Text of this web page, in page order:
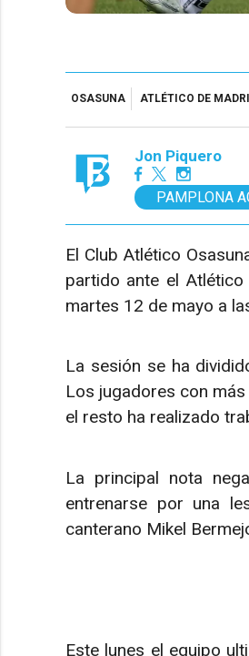
OSASUNA ATLÉTICO DE
Jon Piquero
PAMPLONA
El Club Atlético
partido ante el
martes 12 de mayo a
La sesión se ha
Los jugadores con
el resto ha realizado
La principal nota
entrenarse por una
canterano Mikel
Este lunes el equipo